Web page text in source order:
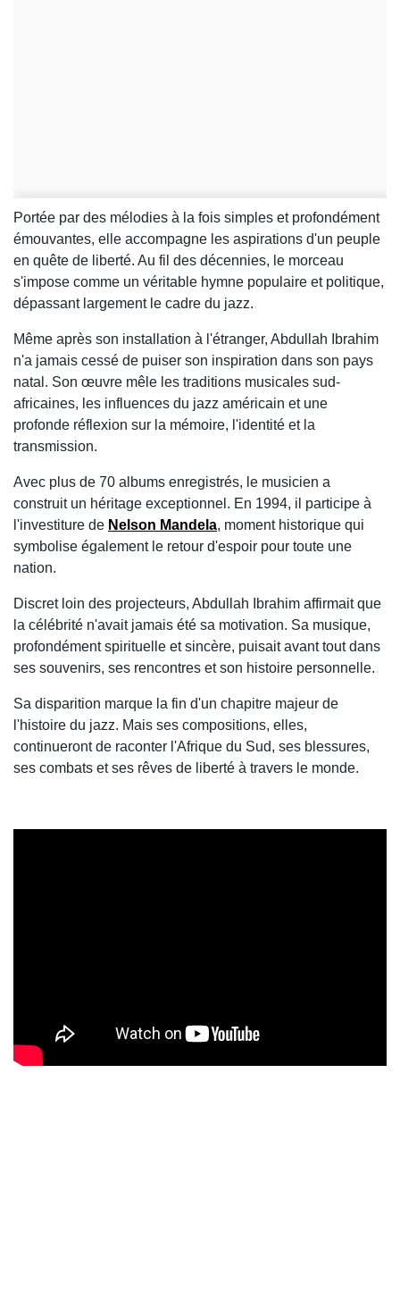
Portée par des mélodies à la fois simples et profondément
émouvantes, elle accompagne les aspirations d'un peuple
en quête de liberté. Au fil des décennies, le morceau
s'impose comme un véritable hymne populaire et politique,
dépassant largement le cadre du jazz.
Même après son installation à l'étranger, Abdullah Ibrahim
n'a jamais cessé de puiser son inspiration dans son pays
natal. Son œuvre mêle les traditions musicales sud-
africaines, les influences du jazz américain et une
profonde réflexion sur la mémoire, l'identité et la
transmission.
Avec plus de 70 albums enregistrés, le musicien a
construit un héritage exceptionnel. En 1994, il participe à
l'investiture de Nelson Mandela, moment historique qui
symbolise également le retour d'espoir pour toute une
nation.
Discret loin des projecteurs, Abdullah Ibrahim affirmait que
la célébrité n'avait jamais été sa motivation. Sa musique,
profondément spirituelle et sincère, puisait avant tout dans
ses souvenirs, ses rencontres et son histoire personnelle.
Sa disparition marque la fin d'un chapitre majeur de
l'histoire du jazz. Mais ses compositions, elles,
continueront de raconter l'Afrique du Sud, ses blessures,
ses combats et ses rêves de liberté à travers le monde.